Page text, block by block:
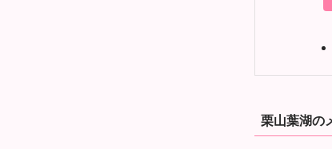
栗山葉湖の